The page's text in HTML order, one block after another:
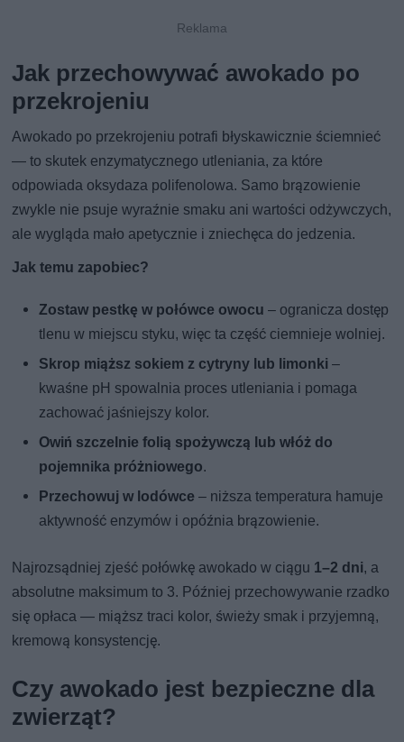
Jak przechowywać awokado po
przekrojeniu
Awokado po przekrojeniu potrafi błyskawicznie ściemnieć
— to skutek enzymatycznego utleniania, za które
odpowiada oksydaza polifenolowa. Samo brązowienie
zwykle nie psuje wyraźnie smaku ani wartości odżywczych,
ale wygląda mało apetycznie i zniechęca do jedzenia.
Jak temu zapobiec?
Zostaw pestkę w połówce owocu – ogranicza dostęp
tlenu w miejscu styku, więc ta część ciemnieje wolniej.
Skrop miąższ sokiem z cytryny lub limonki –
kwaśne pH spowalnia proces utleniania i pomaga
zachować jaśniejszy kolor.
Owiń szczelnie folią spożywczą lub włóż do
pojemnika próżniowego.
Przechowuj w lodówce – niższa temperatura hamuje
aktywność enzymów i opóźnia brązowienie.
Najrozsądniej zjeść połówkę awokado w ciągu 1–2 dni, a
absolutne maksimum to 3. Później przechowywanie rzadko
się opłaca — miąższ traci kolor, świeży smak i przyjemną,
kremową konsystencję.
Czy awokado jest bezpieczne dla
zwierząt?